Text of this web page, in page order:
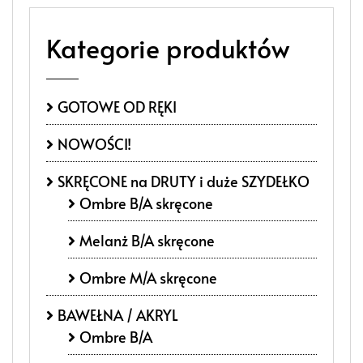
Kategorie produktów
GOTOWE OD RĘKI
NOWOŚCI!
SKRĘCONE na DRUTY i duże SZYDEŁKO
Ombre B/A skręcone
Melanż B/A skręcone
Ombre M/A skręcone
BAWEŁNA / AKRYL
Ombre B/A